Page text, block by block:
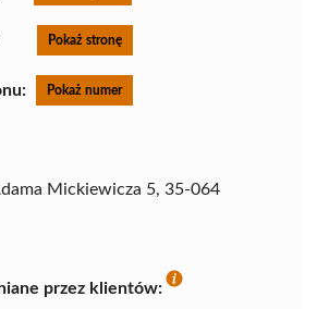
Pokaż stronę
Pokaż numer
Mickiewicza 5, 35-064
przez klientów: